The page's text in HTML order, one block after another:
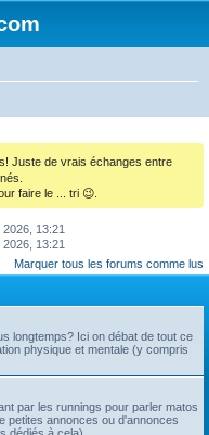
Juste de vrais échanges entre
faire le ... tri 😉.
13:21
13:21
Marquer tous les forums comme lus
longtemps? Ici on débat de tout ce
physique et mentale (y compris
par les runnings pour parler matos
petites annonces ou d'annonces
dédiés à cela).